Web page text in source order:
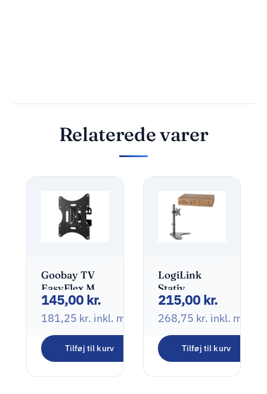
Relaterede varer
Goobay TV
EasyFlex M
Sort
145,00 kr.
181,25 kr. inkl. moms
Tilføj til kurv
LogiLink
Stativ
Monitor
13″-32″
215,00 kr.
268,75 kr. inkl. moms
Tilføj til kurv